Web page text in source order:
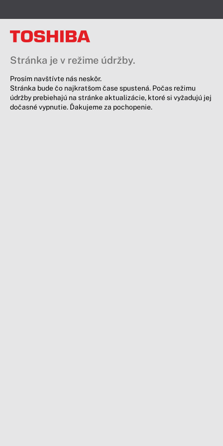
Stránka je v režime údržby.
Prosím navštívte nás neskôr.
Stránka bude čo najkratšom čase spustená. Počas režimu
údržby prebiehajú na stránke aktualizácie, ktoré si vyžadujú jej
dočasné vypnutie. Ďakujeme za pochopenie.